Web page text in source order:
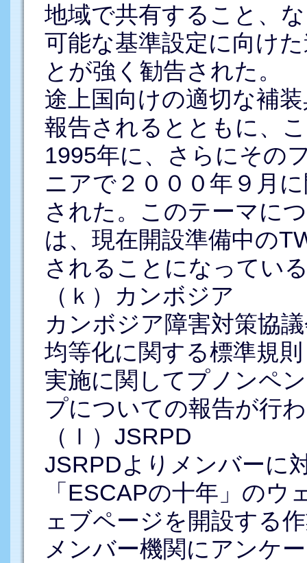
地域で共有すること、
可能な基準設定に向け
とが強く勧告された。
途上国向けの適切な補
報告されるとともに、
1995年に、さらにその
ニアで２０００年９月
された。このテーマに
は、現在開設準備中の
されることになってい
（ｋ）カンボジア
カンボジア障害対策協
均等化に関する標準規
実施に関してプノンペ
プについての報告が行
（ｌ）JSRPD
JSRPDよりメンバーに
「ESCAPの十年」の
ェブページを開設する
メンバー機関にアンケ